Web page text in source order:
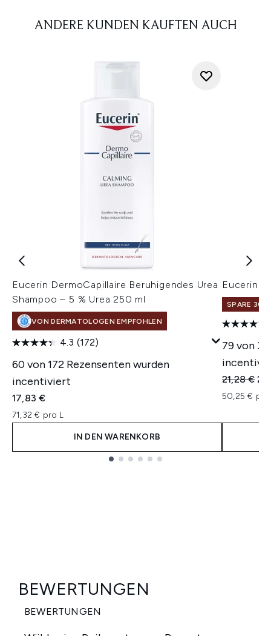
ANDERE KUNDEN KAUFTEN AUCH
Eucerin DermoCapillaire Beruhigendes Urea
Shampoo – 5 % Urea 250 ml
VON DERMATOLOGEN EMPFOHLEN
4.3 (172)
60 von 172 Rezensenten wurden
incentiviert
17,83 €
71,32 € pro L
IN DEN WARENKORB
Eucerin
SPARE 30%
79 von
21,28 €
50,25 € pro